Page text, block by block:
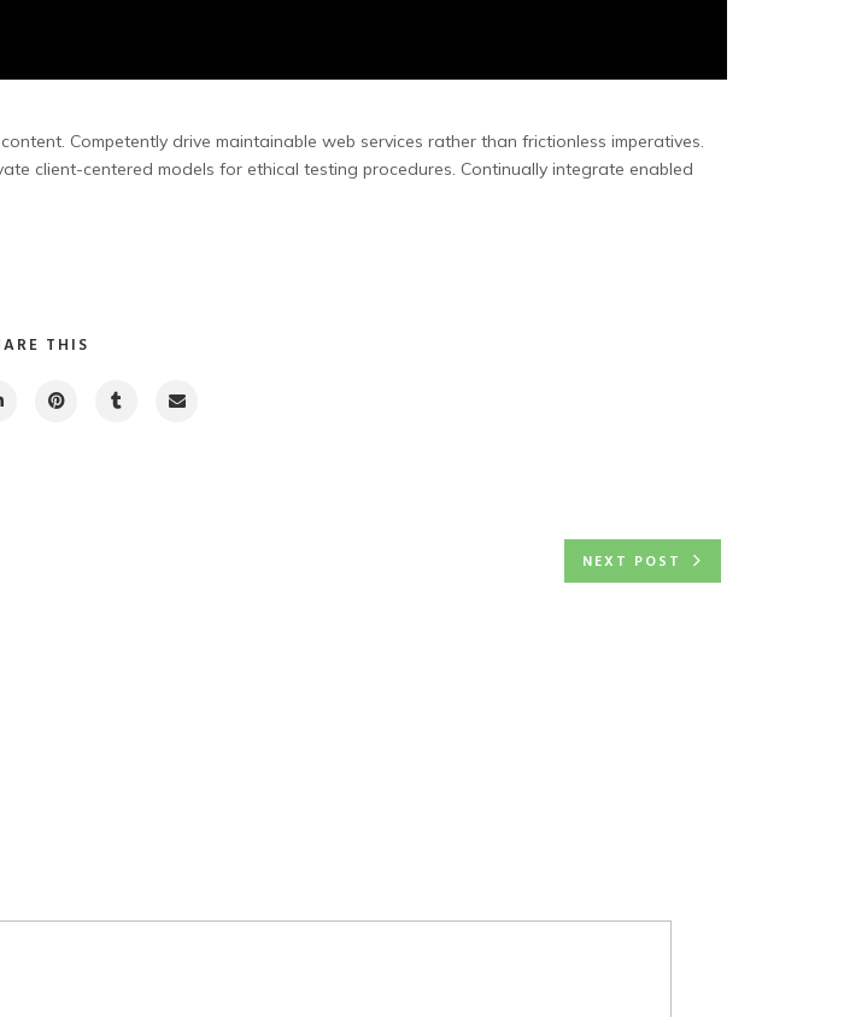
Competently drive maintainable web services rather than frictionless imperatives.
client-centered models for ethical testing procedures. Continually integrate enabled
THIS
NEXT POST